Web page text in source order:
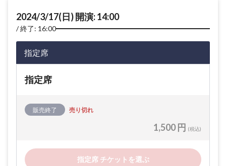
2024/3/17(日) 開演: 14:00
終了: 16:00
指定席
指定席
販売終了 売り切れ
1,500 円 (税込)
指定席 チケットを選ぶ